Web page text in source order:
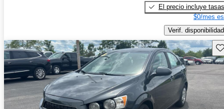
El precio incluye tasas
$0/mes
Verif. disponibilidad